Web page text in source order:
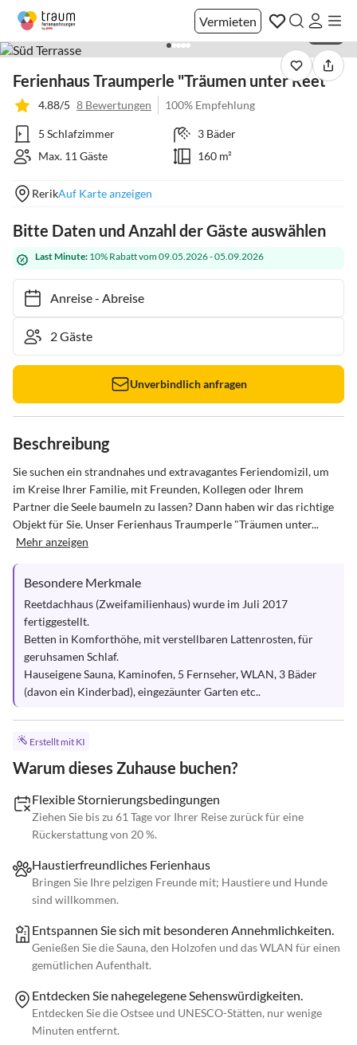
Vermieten
Ferienhaus Traumperle "Träumen unter Reet"
4.88/5 8 Bewertungen 100% Empfehlung
5 Schlafzimmer
3 Bäder
Max. 11 Gäste
160 m²
RerikAuf Karte anzeigen
Bitte Daten und Anzahl der Gäste auswählen
Last Minute: 10% Rabatt vom 09.05.2026 - 05.09.2026
Anreise- Abreise
Unverbindlich anfragen
Beschreibung
Sie suchen ein strandnahes und extravagantes Feriendomizil, um
im Kreise Ihrer Familie, mit Freunden, Kollegen oder Ihrem
Partner die Seele baumeln zu lassen? Dann haben wir das richtige
Objekt für Sie. Unser Ferienhaus Traumperle "Träumen unter...
Mehr anzeigen
Besondere Merkmale
Reetdachhaus (Zweifamilienhaus) wurde im Juli 2017
fertiggestellt.
Betten in Komforthöhe, mit verstellbaren Lattenrosten, für
geruhsamen Schlaf.
Hauseigene Sauna, Kaminofen, 5 Fernseher, WLAN, 3 Bäder
(davon ein Kinderbad), eingezäunter Garten etc..
Erstellt mit KI
Warum dieses Zuhause buchen?
Flexible Stornierungsbedingungen
Ziehen Sie bis zu 61 Tage vor Ihrer Reise zurück für eine
Rückerstattung von 20 %.
Haustierfreundliches Ferienhaus
Bringen Sie Ihre pelzigen Freunde mit; Haustiere und Hunde
sind willkommen.
Entspannen Sie sich mit besonderen Annehmlichkeiten.
Genießen Sie die Sauna, den Holzofen und das WLAN für einen
gemütlichen Aufenthalt.
Entdecken Sie nahegelegene Sehenswürdigkeiten.
Entdecken Sie die Ostsee und UNESCO-Stätten, nur wenige
Minuten entfernt.